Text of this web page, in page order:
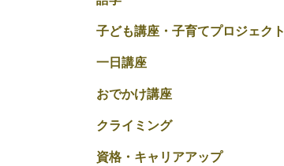
子ども講座・子育てプロジェクト
一日講座
おでかけ講座
クライミング
資格・キャリアアップ